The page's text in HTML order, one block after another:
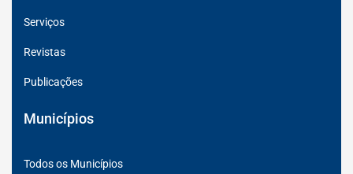
Serviços
Revistas
Publicações
Municípios
Todos os Municípios